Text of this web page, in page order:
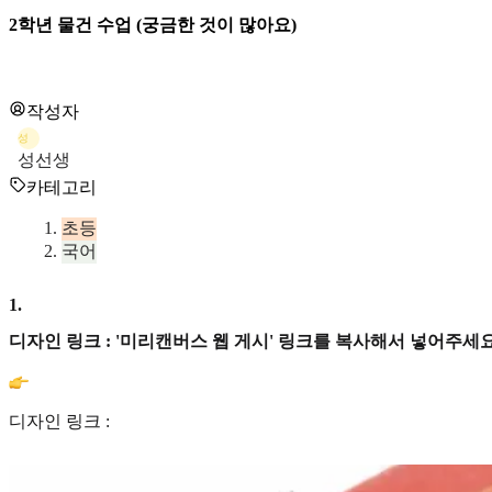
2학년 물건 수업 (궁금한 것이 많아요)
작성자
성
성선생
카테고리
초등
국어
1.
디자인 링크 : '미리캔버스 웹 게시' 링크를 복사해서 넣어주세
디자인 링크 :